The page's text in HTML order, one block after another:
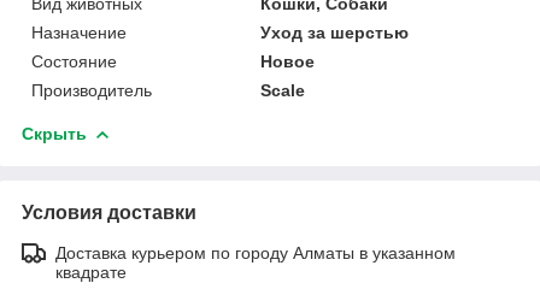
Назначение
Уход за шерстью
Состояние
Новое
Производитель
Scale
Скрыть
Условия доставки
Доставка курьером по городу Алматы в указанном
квадрате